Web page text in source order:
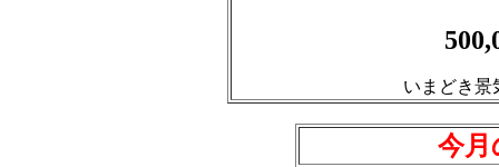
いまどき景
今月